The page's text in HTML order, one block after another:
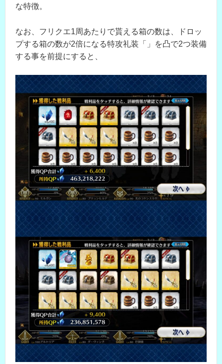
な特徴。
なお、フリクエ1周あたりで貰える箱の数は、ドロッ
プする箱の数が2倍になる特攻礼装「」を凸で2つ装備
する事を前提にすると、